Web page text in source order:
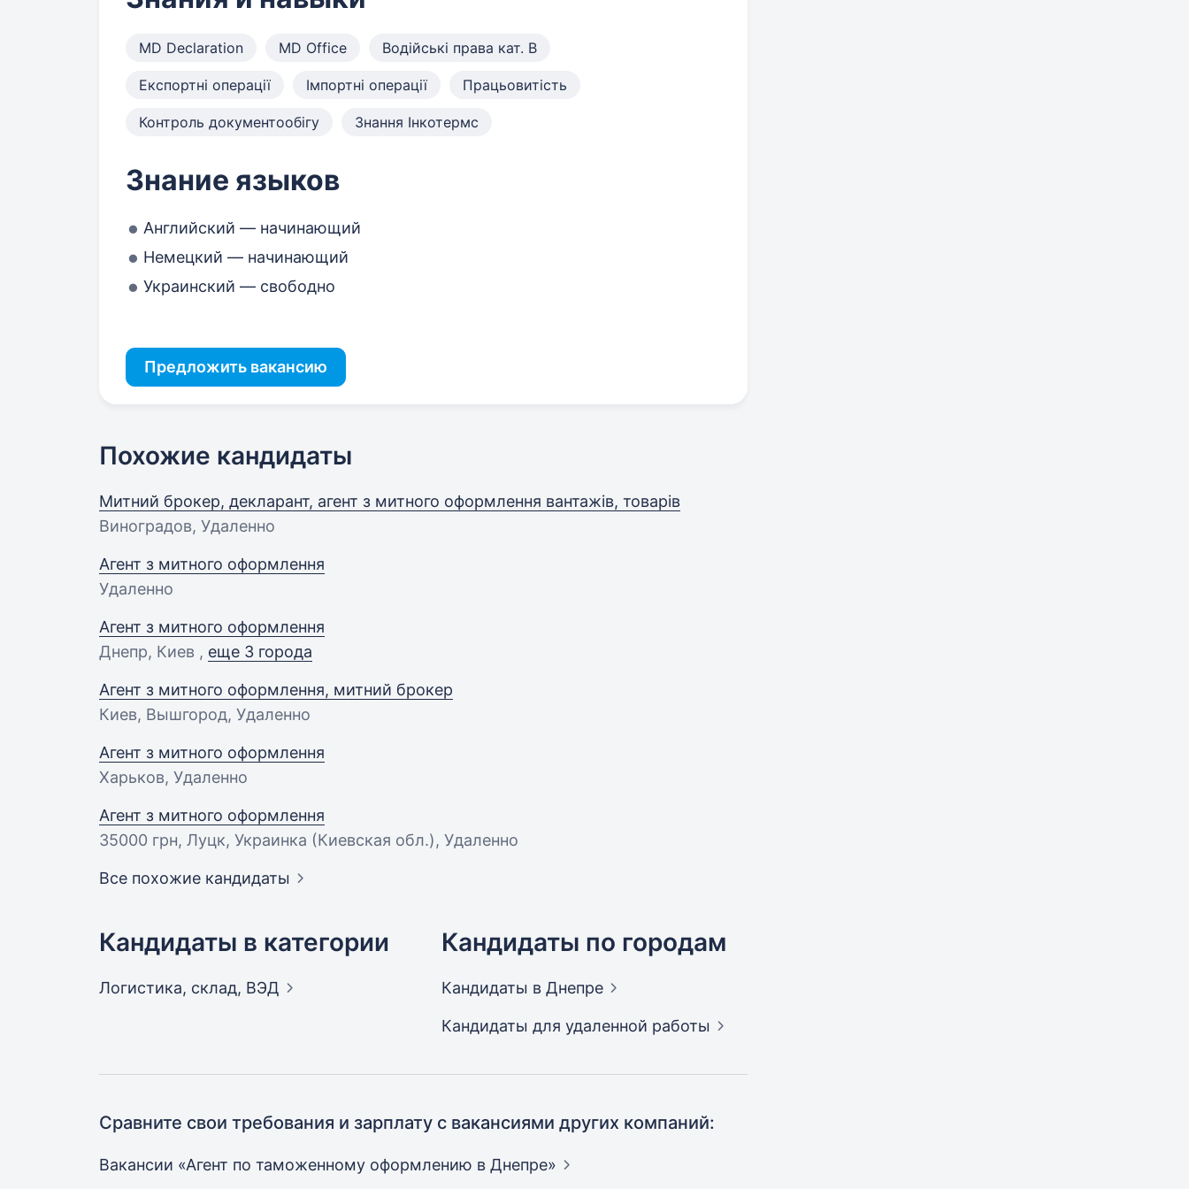
MD Declaration MD Office Водійські права кат. B
Експортні операції Імпортні операції Працьовитість
Контроль документообігу Знання Інкотермс
Знание языков
Английский — начинающий
Немецкий — начинающий
Украинский — свободно
Предложить вакансию
Похожие кандидаты
Митний брокер, декларант, агент з митного оформлення вантажів, товарів
Виноградов, Удаленно
Агент з митного оформлення
Удаленно
Агент з митного оформлення
Днепр, Киев , еще 3 города
Агент з митного оформлення, митний брокер
Киев, Вышгород, Удаленно
Агент з митного оформлення
Харьков, Удаленно
Агент з митного оформлення
35000 грн, Луцк, Украинка (Киевская обл.), Удаленно
Все похожие кандидаты
Кандидаты в категории
Логистика, склад, ВЭД
Кандидаты по городам
Кандидаты в Днепре
Кандидаты для удаленной работы
Сравните свои требования и зарплату с вакансиями других компаний:
Вакансии «Агент по таможенному оформлению в Днепре»